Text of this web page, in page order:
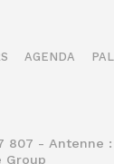
AGENDA
807 - Antenne
Group